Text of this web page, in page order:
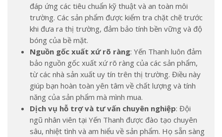
đáp ứng các tiêu chuẩn kỹ thuật và an toàn môi
trường. Các sản phẩm được kiểm tra chặt chẽ trước
khi đưa ra thị trường, đảm bảo tính bền vững và độ
bóng của bề mặt.
Nguồn gốc xuất xứ rõ ràng: Yến Thanh luôn đảm
bảo nguồn gốc xuất xứ rõ ràng của các sản phẩm,
từ các nhà sản xuất uy tín trên thị trường. Điều này
giúp bạn hoàn toàn yên tâm về chất lượng và tính
năng của sản phẩm mà mình mua.
Dịch vụ hỗ trợ và tư vấn chuyên nghiệp: Đội
ngũ nhân viên tại Yến Thanh được đào tạo chuyên
sâu, nhiệt tình và am hiểu về sản phẩm. Họ sẵn sàng